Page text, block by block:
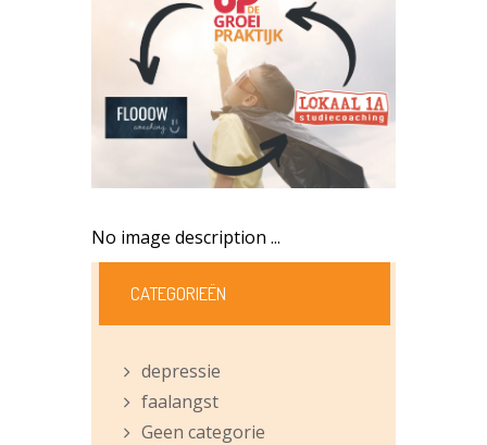
No image description ...
CATEGORIEËN
depressie
faalangst
Geen categorie